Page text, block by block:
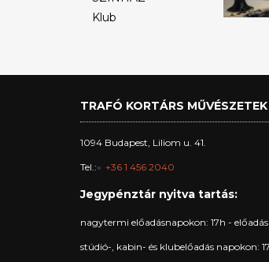
Klub
TRAFÓ KORTÁRS
1094 Budapest, Liliom u. 41.
Tel.: +36 1 456 2040
Jegypénztár nyitva tartás:
nagytermi előadásnapokon: 17h -
stúdió-, kabin- és klubelőadás napokon: